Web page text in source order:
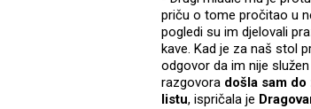
priču o tome pročitao u
pogledi su im djelovali
kave. Kad je za naš stol
odgovor da im nije
razgovora došla sam
listu, ispričala je